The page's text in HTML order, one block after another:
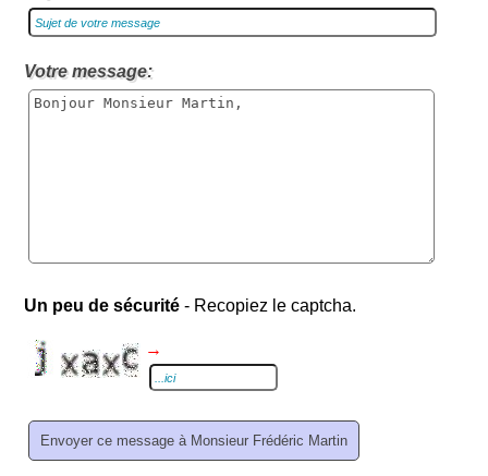
Votre message:
Un peu de sécurité - Recopiez le captcha.
→